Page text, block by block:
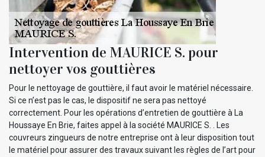
Intervention de MAURICE S. pour
nettoyer vos gouttières
Pour le nettoyage de gouttière, il faut avoir le matériel nécessaire.
Si ce n’est pas le cas, le dispositif ne sera pas nettoyé
correctement. Pour les opérations d’entretien de gouttière à La
Houssaye En Brie, faites appel à la société MAURICE S. . Les
couvreurs zingueurs de notre entreprise ont à leur disposition tout
le matériel pour assurer des travaux suivant les règles de l’art pour